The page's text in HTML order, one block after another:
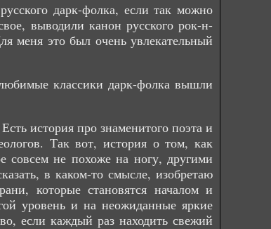
дарк-фолка, если так можно
выводили канон русского рок-н-
меня это был очень увлекательный
классики дарк-фолка вышли
история про знаменитого поэта и
Так вот, история о том, как
совсем не похоже на ногу, другими
в каком-то смысле, изобретаю
которые становятся началом и
уровень и на неожиданные яркие
если каждый раз находить свежий